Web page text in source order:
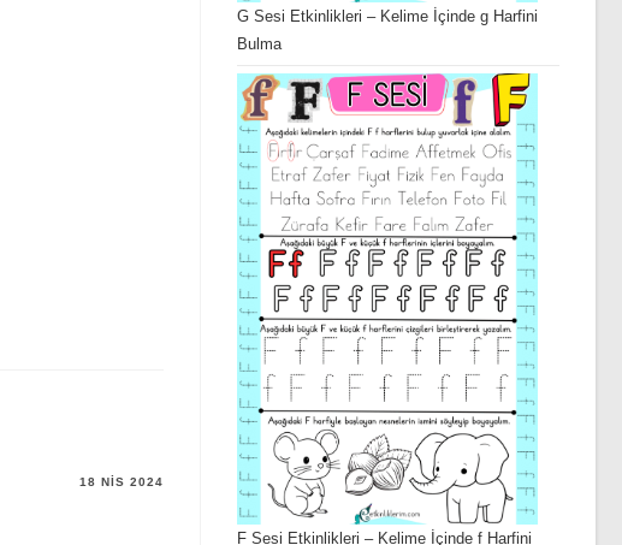
18 NIS 2024
G Sesi Etkinlikleri – Kelime İçinde g Harfini
Bulma
F Sesi Etkinlikleri – Kelime İçinde f Harfini